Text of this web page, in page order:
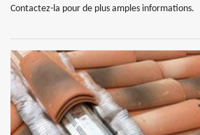
Contactez-la pour de plus amples informations.